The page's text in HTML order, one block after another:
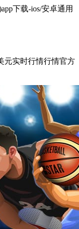
下载-ios/安卓通用
实时行情行情官方